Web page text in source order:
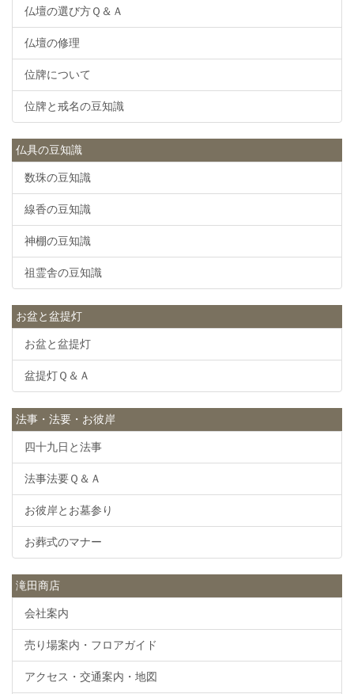
仏壇の選び方Ｑ＆Ａ
仏壇の修理
位牌について
位牌と戒名の豆知識
仏具の豆知識
数珠の豆知識
線香の豆知識
神棚の豆知識
祖霊舎の豆知識
お盆と盆提灯
お盆と盆提灯
盆提灯Ｑ＆Ａ
法事・法要・お彼岸
四十九日と法事
法事法要Ｑ＆Ａ
お彼岸とお墓参り
お葬式のマナー
滝田商店
会社案内
売り場案内・フロアガイド
アクセス・交通案内・地図